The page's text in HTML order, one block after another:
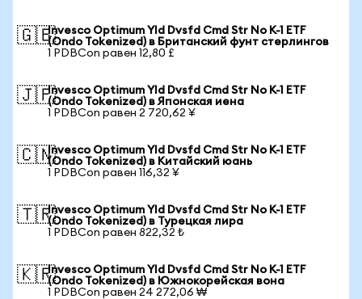
🇬🇧Invesco Optimum Yld Dvsfd Cmd Str No K-1 ETF
(Ondo Tokenized) в Британский фунт стерлингов
1 PDBCon равен 12,80 £
🇯🇵Invesco Optimum Yld Dvsfd Cmd Str No K-1 ETF
(Ondo Tokenized) в Японская иена
1 PDBCon равен 2 720,62 ¥
🇨🇳Invesco Optimum Yld Dvsfd Cmd Str No K-1 ETF
(Ondo Tokenized) в Китайский юань
1 PDBCon равен 116,32 ¥
🇹🇷Invesco Optimum Yld Dvsfd Cmd Str No K-1 ETF
(Ondo Tokenized) в Турецкая лира
1 PDBCon равен 822,32 ₺
🇰🇷Invesco Optimum Yld Dvsfd Cmd Str No K-1 ETF
(Ondo Tokenized) в Южнокорейская вона
1 PDBCon равен 24 272,06 ₩